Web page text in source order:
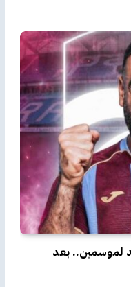
لموسمين.. بعد